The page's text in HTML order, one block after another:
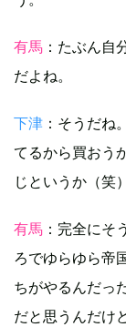
有馬 ：たぶん自
だよね。
下津 ：そうだね
てるから買おう
じというか（笑）
有馬 ：完全にそ
ろでゆらゆら帝
ちがやるんだっ
だと思うんだけ